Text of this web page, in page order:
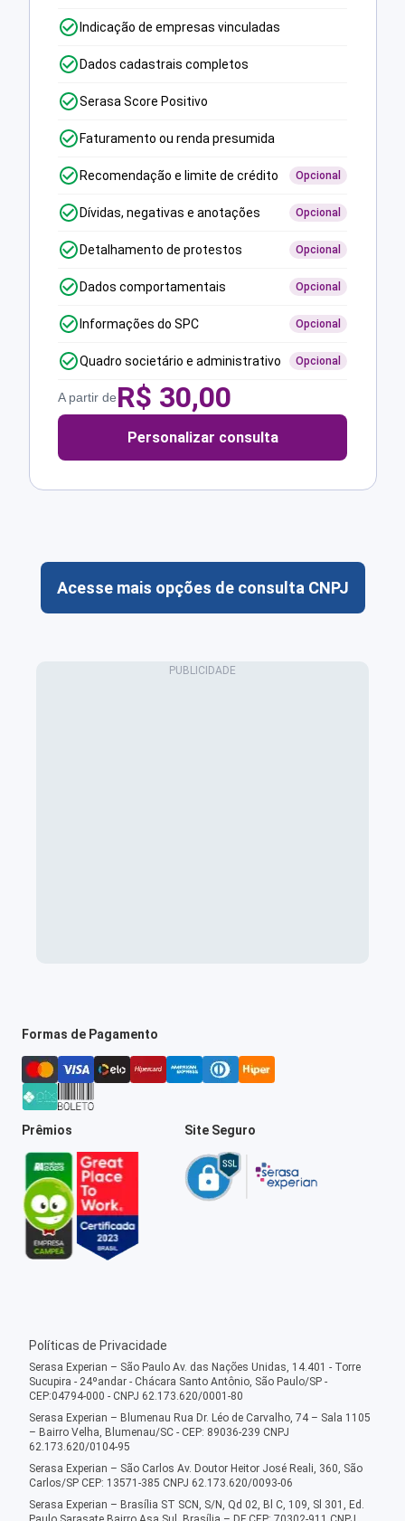
Indicação de empresas vinculadas
Dados cadastrais completos
Serasa Score Positivo
Faturamento ou renda presumida
Recomendação e limite de crédito Opcional
Dívidas, negativas e anotações Opcional
Detalhamento de protestos Opcional
Dados comportamentais Opcional
Informações do SPC Opcional
Quadro societário e administrativo Opcional
A partir deR$ 30,00
Personalizar consulta
Acesse mais opções de consulta CNPJ
Formas de Pagamento
Prêmios Site Seguro
Políticas de Privacidade
Serasa Experian – São Paulo Av. das Nações Unidas, 14.401 - Torre
Sucupira - 24ºandar - Chácara Santo Antônio, São Paulo/SP -
CEP:04794-000 - CNPJ 62.173.620/0001-80
Serasa Experian – Blumenau Rua Dr. Léo de Carvalho, 74 – Sala 1105
– Bairro Velha, Blumenau/SC - CEP: 89036-239 CNPJ
62.173.620/0104-95
Serasa Experian – São Carlos Av. Doutor Heitor José Reali, 360, São
Carlos/SP CEP: 13571-385 CNPJ 62.173.620/0093-06
Serasa Experian – Brasília ST SCN, S/N, Qd 02, Bl C, 109, Sl 301, Ed.